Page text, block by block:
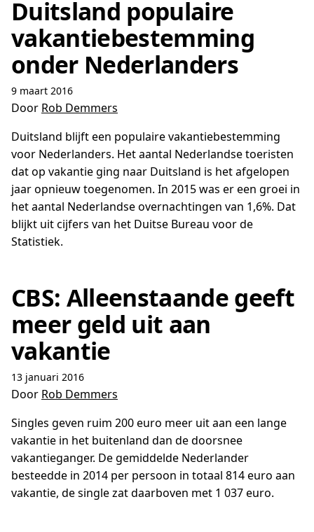
Duitsland populaire
vakantiebestemming
onder Nederlanders
9 maart 2016
Door Rob Demmers
Duitsland blijft een populaire vakantiebestemming
voor Nederlanders. Het aantal Nederlandse toeristen
dat op vakantie ging naar Duitsland is het afgelopen
jaar opnieuw toegenomen. In 2015 was er een groei in
het aantal Nederlandse overnachtingen van 1,6%. Dat
blijkt uit cijfers van het Duitse Bureau voor de
Statistiek.
CBS: Alleenstaande geeft
meer geld uit aan
vakantie
13 januari 2016
Door Rob Demmers
Singles geven ruim 200 euro meer uit aan een lange
vakantie in het buitenland dan de doorsnee
vakantieganger. De gemiddelde Nederlander
besteedde in 2014 per persoon in totaal 814 euro aan
vakantie, de single zat daarboven met 1 037 euro.